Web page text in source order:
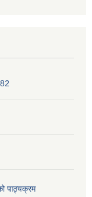
पाठ्यक्रम